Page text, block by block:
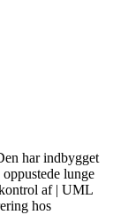
har indbygget
lunge
af | UML
hos